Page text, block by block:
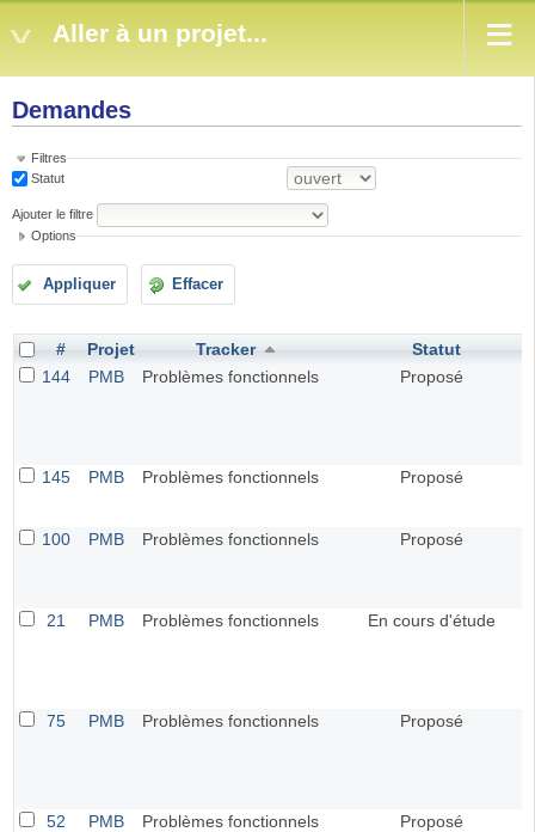
Aller à un projet...
Demandes
Filtres
Statut
Ajouter le filtre
Options
Appliquer Effacer
# Projet Tracker
Statut
144
PMB Problèmes fonctionnels Proposé
145 PMB Problèmes fonctionnels Proposé
100 PMB Problèmes fonctionnels Proposé
21 PMB Problèmes fonctionnels En cours d'étude
75 PMB Problèmes fonctionnels Proposé
52 PMB Problèmes fonctionnels Proposé